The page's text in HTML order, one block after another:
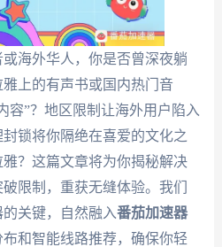
海外华人，你是否曾深夜躺
上的有声书或国内热门音
容”？地区限制让海外用户陷入
锁将你隔绝在喜爱的文化之
？这篇文章将为你揭秘解决
限制，重获无缝体验。我们
关键，自然融入番茄加速器
和智能线路推荐，确保你轻